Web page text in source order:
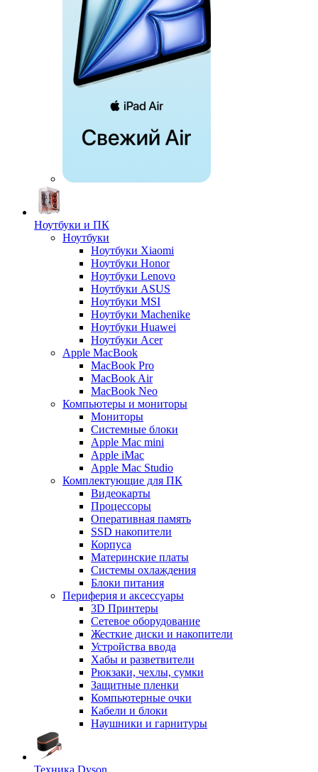
Ноутбуки и ПК
Ноутбуки
Ноутбуки Xiaomi
Ноутбуки Honor
Ноутбуки Lenovo
Ноутбуки ASUS
Ноутбуки MSI
Ноутбуки Machenike
Ноутбуки Huawei
Ноутбуки Acer
Apple MacBook
MacBook Pro
MacBook Air
MacBook Neo
Компьютеры и мониторы
Мониторы
Системные блоки
Apple Mac mini
Apple iMac
Apple Mac Studio
Комплектующие для ПК
Видеокарты
Процессоры
Оперативная память
SSD накопители
Корпуса
Материнские платы
Системы охлаждения
Блоки питания
Периферия и аксессуары
3D Принтеры
Сетевое оборудование
Жесткие диски и накопители
Устройства ввода
Хабы и разветвители
Рюкзаки, чехлы, сумки
Защитные пленки
Компьютерные очки
Кабели и блоки
Наушники и гарнитуры
Техника Dyson